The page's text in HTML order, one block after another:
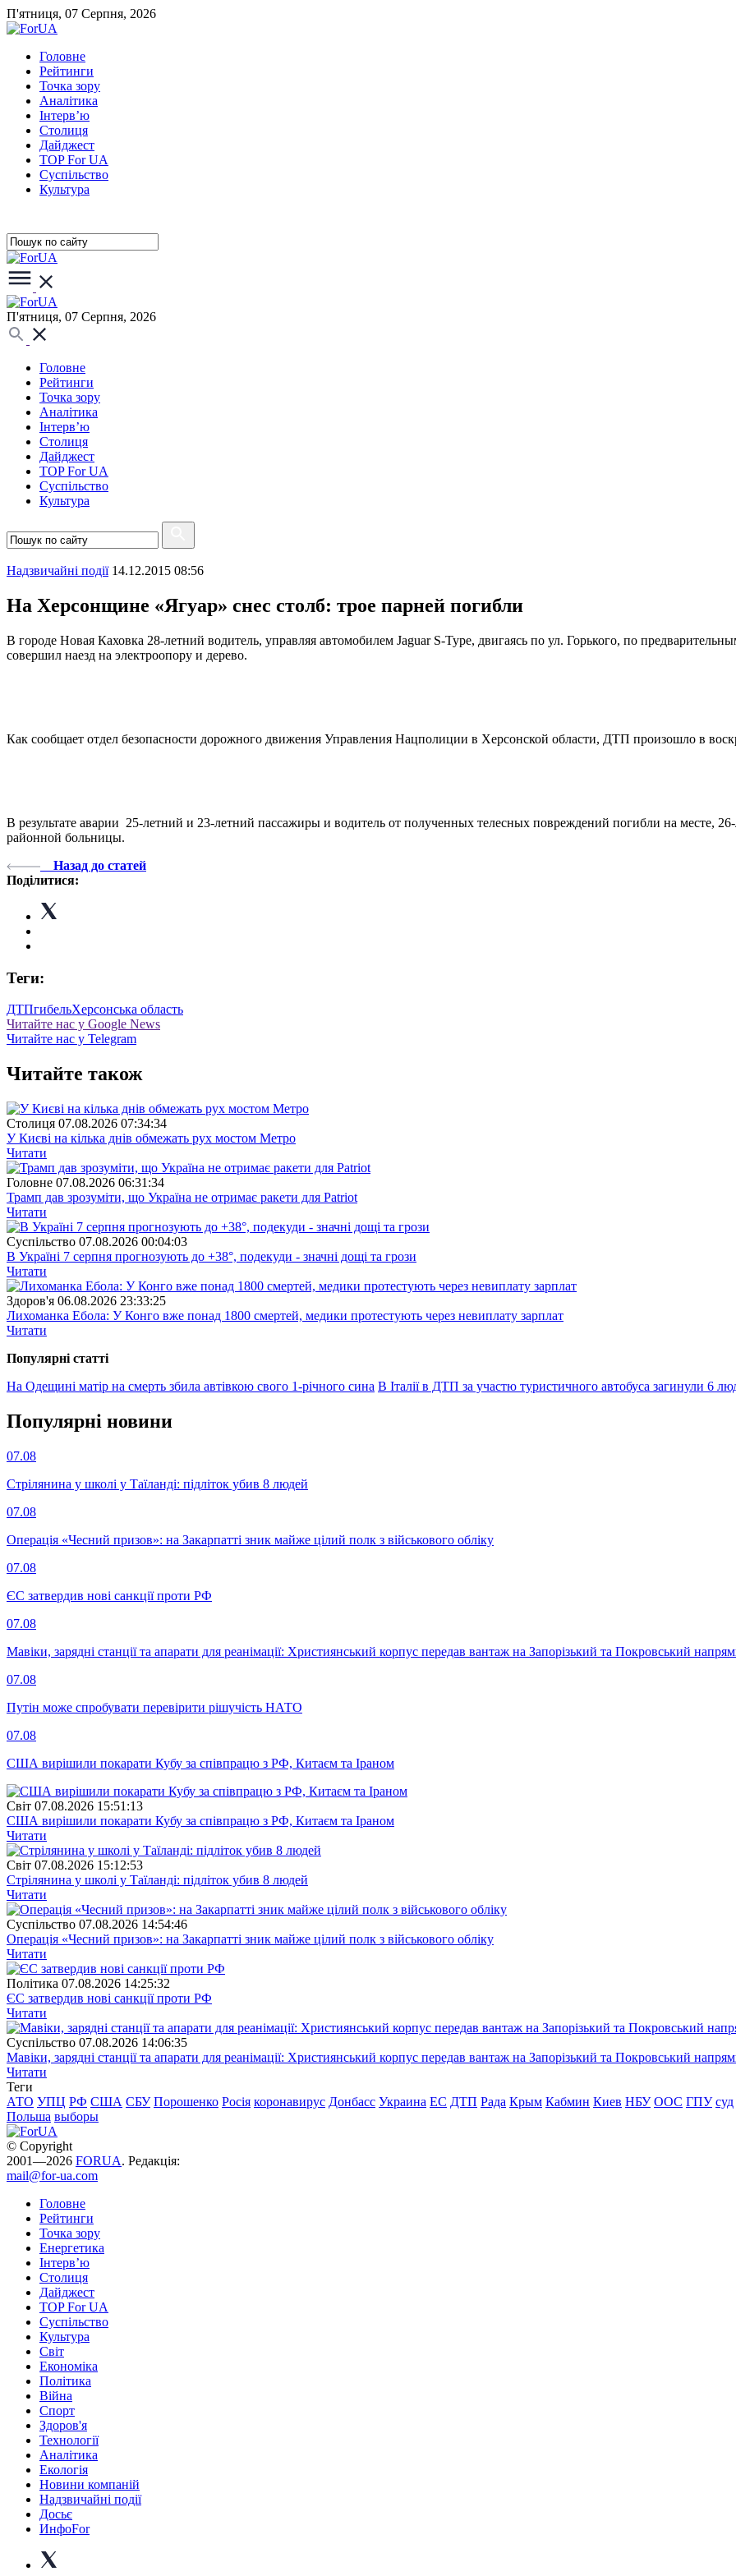
П'ятниця, 07 Серпня, 2026
Головне
Рейтинги
Точка зору
Аналітика
Інтерв’ю
Столиця
Дайджест
TOP For UA
Суспiльство
Культура
П'ятниця, 07 Серпня, 2026
Головне
Рейтинги
Точка зору
Аналітика
Інтерв’ю
Столиця
Дайджест
TOP For UA
Суспiльство
Культура
Надзвичайні події 14.12.2015 08:56
На Херсонщине «Ягуар» снес столб: трое парней погибли
В городе Новая Каховка 28-летний водитель, управляя автомобилем Jaguar S-Type, двигаясь по ул. Горького, по
совершил наезд на электроопору и дерево.
Как сообщает отдел безопасности дорожного движения Управления Нацполиции в Херсонской области, ДТП произошло в
В результате аварии 25-летний и 23-летний пассажиры и водитель от полученных телесных повреждений погибли на месте,
районной больницы.
Назад до статей
Поділитися:
Теги:
ДТПгибельХерсонська область
Читайте нас у Google News
Читайте нас у Telegram
Читайте також
Столиця 07.08.2026 07:34:34
У Києві на кілька днів обмежать рух мостом Метро
Читати
Головне 07.08.2026 06:31:34
Трамп дав зрозуміти, що Україна не отримає ракети для Patriot
Читати
Суспiльство 07.08.2026 00:04:03
В Україні 7 серпня прогнозують до +38°, подекуди - значні дощі та грози
Читати
Здоров'я 06.08.2026 23:33:25
Лихоманка Ебола: У Конго вже понад 1800 смертей, медики протестують через невиплату зарплат
Читати
Популярнi статтi
На Одещині матір на смерть збила автівкою свого 1-річного сина В Італії в ДТП за участю туристичного автобуса загинули 6
Популярнi новини
07.08
Стрілянина у школі у Таїланді: підліток убив 8 людей
07.08
Операція «Чесний призов»: на Закарпатті зник майже цілий полк з військового обліку
07.08
ЄС затвердив нові санкції проти РФ
07.08
Мавіки, зарядні станції та апарати для реанімації: Християнський корпус передав вантаж на Запорізький та Покровський
07.08
Путін може спробувати перевірити рішучість НАТО
07.08
США вирішили покарати Кубу за співпрацю з РФ, Китаєм та Іраном
Свiт 07.08.2026 15:51:13
США вирішили покарати Кубу за співпрацю з РФ, Китаєм та Іраном
Читати
Свiт 07.08.2026 15:12:53
Стрілянина у школі у Таїланді: підліток убив 8 людей
Читати
Суспiльство 07.08.2026 14:54:46
Операція «Чесний призов»: на Закарпатті зник майже цілий полк з військового обліку
Читати
Полiтика 07.08.2026 14:25:32
ЄС затвердив нові санкції проти РФ
Читати
Суспiльство 07.08.2026 14:06:35
Мавіки, зарядні станції та апарати для реанімації: Християнський корпус передав вантаж на Запорізький та Покровський
Читати
Теги
АТО УПЦ РФ США СБУ Порошенко Росія коронавирус Донбасс Украина ЕС ДТП Рада Крым Кабмин Киев НБУ ООС ГПУ суд
Польша выборы
© Copyright
2001—2026 FORUA. Редакція:
mail@for-ua.com
Головне
Рейтинги
Точка зору
Енергетика
Інтерв’ю
Столиця
Дайджест
TOP For UA
Суспiльство
Культура
Світ
Економіка
Політика
Війна
Спорт
Здоров'я
Технології
Аналітика
Екологія
Новини компаній
Надзвичайні події
Досьє
ИнфоFor